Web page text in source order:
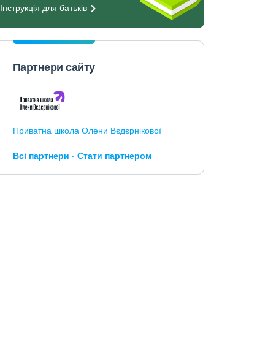
Інструкція для батьків
Партнери сайту
Приватна школа Олени Вєдєрнікової
Всі партнери Стати партнером